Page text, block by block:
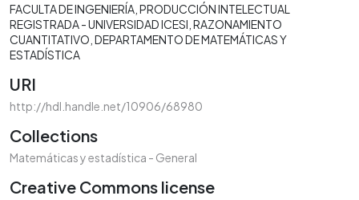
FACULTA DE INGENIERÍA PRODUCCIÓN INTELECTUAL
REGISTRADA - UNIVERSIDAD ICESI RAZONAMIENTO
CUANTITATIVO DEPARTAMENTO DE MATEMÁTICAS Y
ESTADÍSTICA
URI
http://hdl.handle.net/10906/68980
Collections
Matemáticas y estadística - General
Creative Commons license